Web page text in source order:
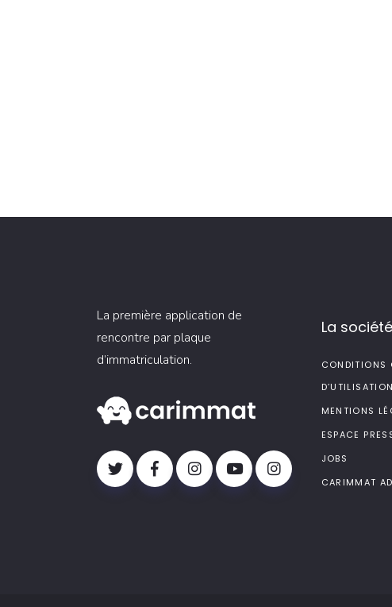
La première application de
rencontre par plaque
d’immatriculation.
La société
CONDITIONS
D’UTILISATION
MENTIONS
ESPACE
JOBS
CARIMMAT